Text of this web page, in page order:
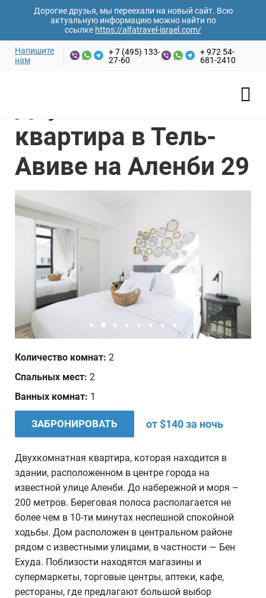
Дорогие друзья, мы переехали на новый сайт. Всю
актуальную информацию можно найти по
ссылке https://alfatravel-israel.com/
Напишите
нам
+ 7 (495) 133-
27-60
+ 972 54-
681-2410
квартира в Тель-
Авиве на Аленби 29
Количество комнат: 2
Спальных мест: 2
Ванных комнат: 1
ЗАБРОНИРОВАТЬ от $140 за ночь
Двухкомнатная квартира, которая находится в
здании, расположенном в центре города на
известной улице Аленби. До набережной и моря –
200 метров. Береговая полоса располагается не
более чем в 10-ти минутах неспешной спокойной
ходьбы. Дом расположен в центральном районе
рядом с известными улицами, в частности — Бен
Ехуда. Поблизости находятся магазины и
супермаркеты, торговые центры, аптеки, кафе,
рестораны, где предлагают большой выбор
Ваши имя и фамилия*
Email адрес*
Номер телефона*
Дата заезда
Дата отъезда
Количество человек
Ваши пожелания